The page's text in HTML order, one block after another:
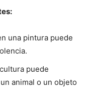
una pintura puede
puede
animal o un objeto